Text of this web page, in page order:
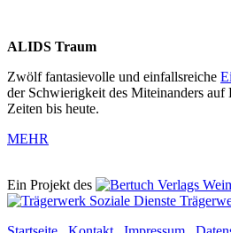
ALIDS Traum
Zwölf fantasievolle und einfallsreiche
der Schwierigkeit des Miteinanders auf
Zeiten bis heute.
MEHR
Ein Projekt des Verlags